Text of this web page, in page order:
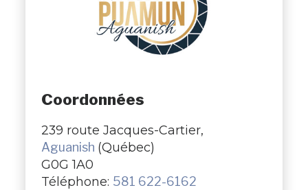
Coordonnées
239 route Jacques-Cartier,
Aguanish (Québec)
G0G 1A0
Téléphone: 581 622-6162